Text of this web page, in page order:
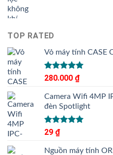
TOP RATED
Vỏ máy tính CASE
Được xếp
5.00
5 sao
280.000 ₫
Camera Wifi 4MP
đèn Spotlight
Được xếp
hạng
5 sao
29 ₫
Nguồn máy tính